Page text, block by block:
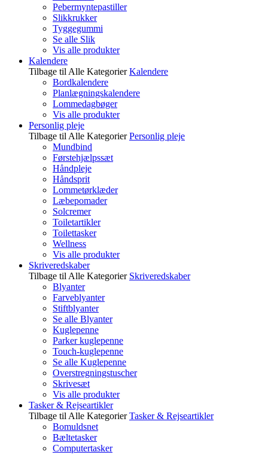
Pebermyntepastiller
Slikkrukker
Tyggegummi
Se alle Slik
Vis alle produkter
Kalendere
Tilbage til Alle Kategorier Kalendere
Bordkalendere
Planlægningskalendere
Lommedagbøger
Vis alle produkter
Personlig pleje
Tilbage til Alle Kategorier Personlig pleje
Mundbind
Førstehjælpssæt
Håndpleje
Håndsprit
Lommetørklæder
Læbepomader
Solcremer
Toiletartikler
Toilettasker
Wellness
Vis alle produkter
Skriveredskaber
Tilbage til Alle Kategorier Skriveredskaber
Blyanter
Farveblyanter
Stiftblyanter
Se alle Blyanter
Kuglepenne
Parker kuglepenne
Touch-kuglepenne
Se alle Kuglepenne
Overstregningstuscher
Skrivesæt
Vis alle produkter
Tasker & Rejseartikler
Tilbage til Alle Kategorier Tasker & Rejseartikler
Bomuldsnet
Bæltetasker
Computertasker